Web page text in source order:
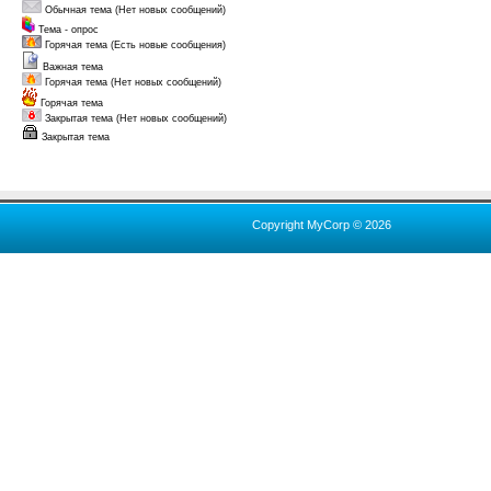
Обычная тема (Нет новых сообщений)
Тема - опрос
Горячая тема (Есть новые сообщения)
Важная тема
Горячая тема (Нет новых сообщений)
Горячая тема
Закрытая тема (Нет новых сообщений)
Закрытая тема
Copyright MyCorp © 2026